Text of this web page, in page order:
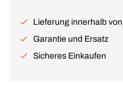
Lieferung innerhalb
Garantie und Ersatz
Sicheres Einkaufen